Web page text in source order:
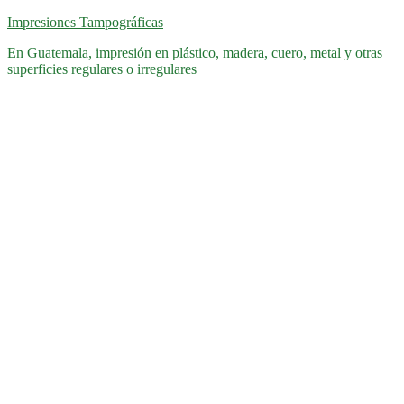
Saltar
contenido
Impresiones Tampográficas
En Guatemala, impresión en plástico, madera, cuero, metal y otras
superficies regulares o irregulares